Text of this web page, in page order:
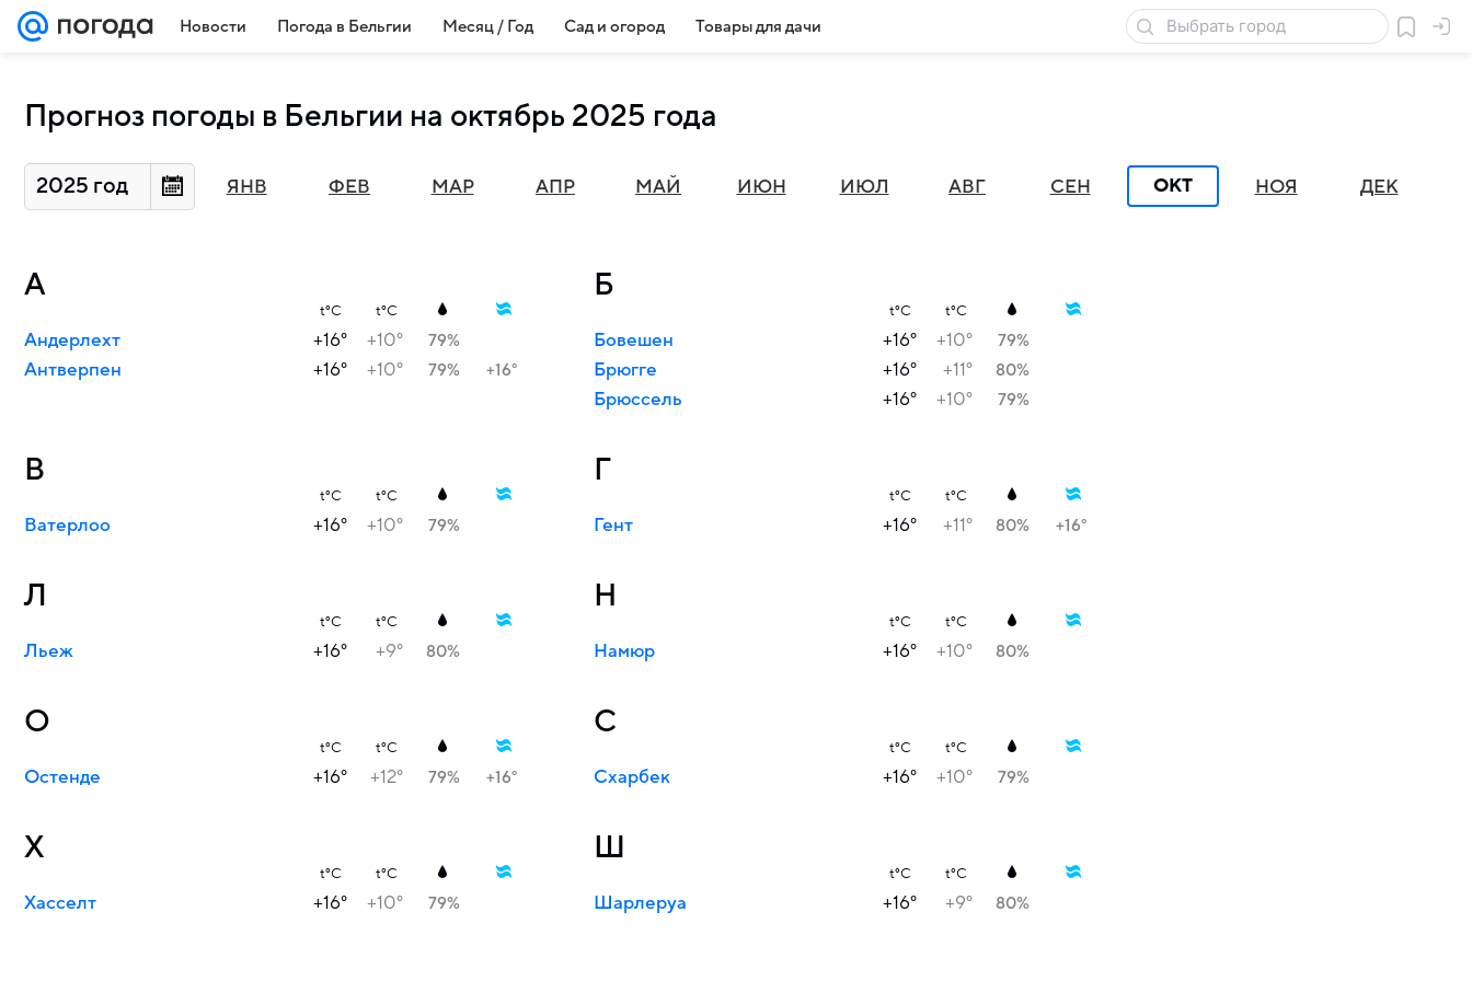
Новости Погода в Бельгии Месяц / Год Сад и огород Товары для дачи
Прогноз погоды в Бельгии на октябрь 2025 года
2025 год ЯНВ ФЕВ МАР АПР МАЙ ИЮН ИЮЛ АВГ СЕН ОКТ НОЯ ДЕК
А
t°C t°C
Андерлехт +16° +10° 79%
Антверпен +16° +10° 79% +16°
Б
t°C t°C
Бовешен +16° +10° 79%
Брюгге +16° +11° 80%
Брюссель +16° +10° 79%
В
t°C t°C
Ватерлоо +16° +10° 79%
Г
t°C t°C
Гент +16° +11° 80% +16°
Л
t°C t°C
Льеж +16° +9° 80%
Н
t°C t°C
Намюр +16° +10° 80%
О
t°C t°C
Остенде +16° +12° 79% +16°
С
t°C t°C
Схарбек +16° +10° 79%
Х
t°C t°C
Хасселт +16° +10° 79%
Ш
t°C t°C
Шарлеруа +16° +9° 80%